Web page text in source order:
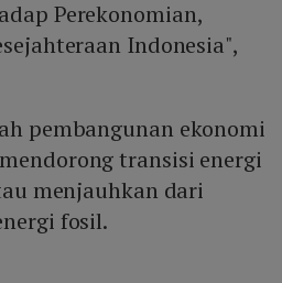
Perekonomian,
Indonesia",
pembangunan ekonomi
transisi energi
menjauhkan dari
fosil.